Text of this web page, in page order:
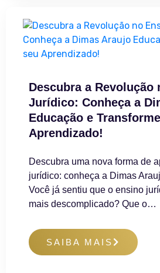
Descubra a Revolução
Jurídico: Conheça a
Educação e
Aprendizado!
Descubra uma nova forma de
jurídico: conheça a Dimas
Você já sentiu que o ensino
mais descomplicado? Que o…
SAIBA MAIS